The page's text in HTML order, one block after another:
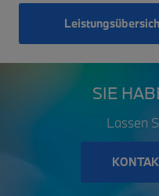
SIE
Lassen